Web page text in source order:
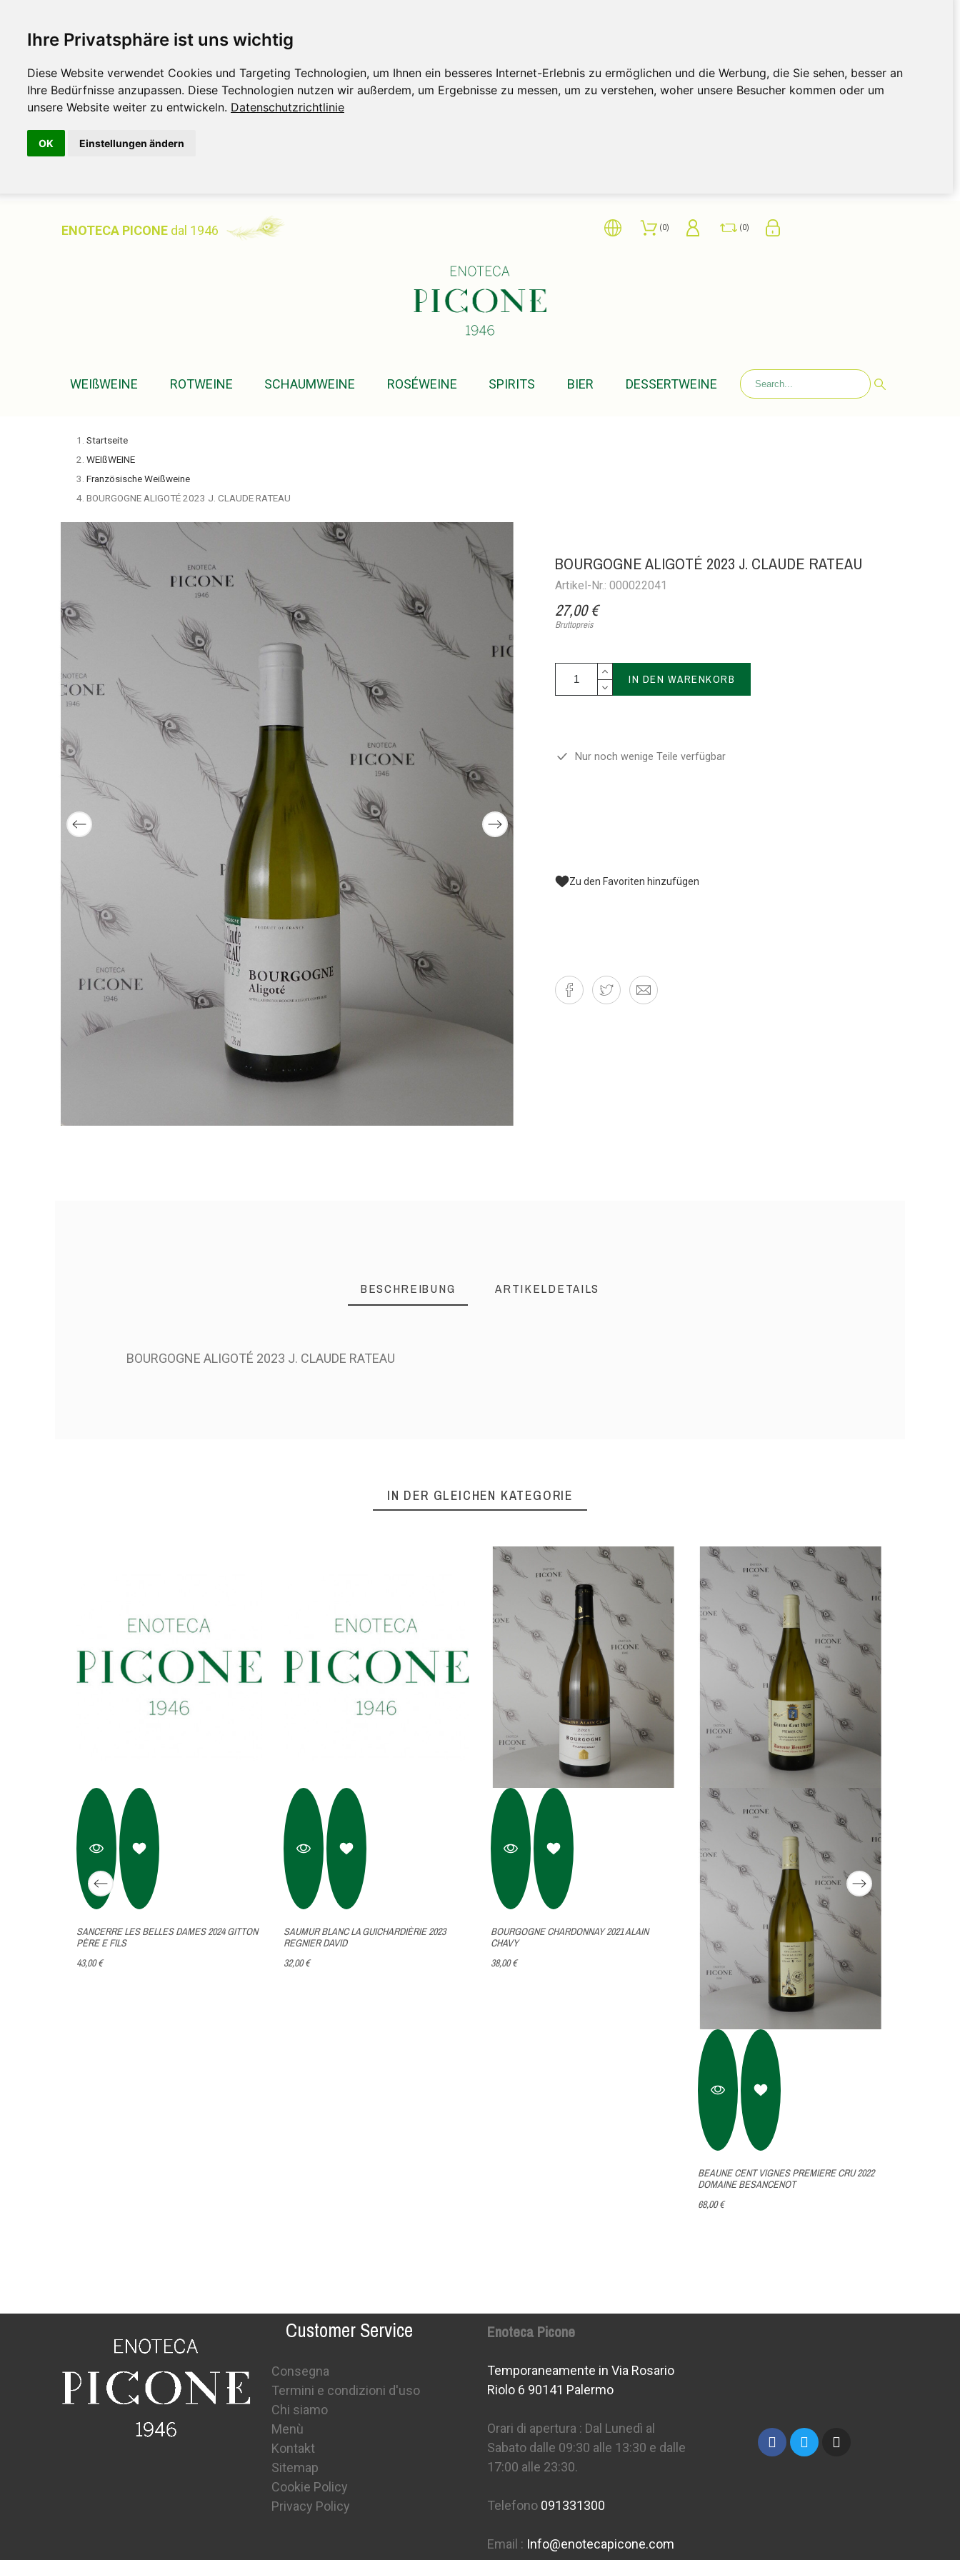
Ihre Privatsphäre ist uns wichtig
Diese Website verwendet Cookies und Targeting Technologien, um Ihnen ein besseres Internet-Erlebnis zu ermöglichen und die Werbung, die Sie sehen, besser an
Ihre Bedürfnisse anzupassen. Diese Technologien nutzen wir außerdem, um Ergebnisse zu messen, um zu verstehen, woher unsere Besucher kommen oder um
unsere Website weiter zu entwickeln. Datenschutzrichtlinie
OK Einstellungen ändern
ENOTECA PICONE dal 1946 0 0
WEIßWEINE ROTWEINE SCHAUMWEINE ROSÉWEINE SPIRITS BIER DESSERTWEINE
Startseite
WEIßWEINE
Französische Weißweine
BOURGOGNE ALIGOTÉ 2023 J. CLAUDE RATEAU
BOURGOGNE ALIGOTÉ 2023 J. CLAUDE RATEAU
Artikel-Nr.: 000022041
27,00 €
Bruttopreis
IN DEN WARENKORB
Nur noch wenige Teile verfügbar
Zu den Favoriten hinzufügen
BESCHREIBUNG ARTIKELDETAILS
BOURGOGNE ALIGOTÉ 2023 J. CLAUDE RATEAU
IN DER GLEICHEN KATEGORIE
SANCERRE LES BELLES DAMES 2024 GITTON
PÈRE E FILS
43,00 €
SAUMUR BLANC LA GUICHARDIÈRIE 2023
REGNIER DAVID
32,00 €
BOURGOGNE CHARDONNAY 2021 ALAIN
CHAVY
38,00 €
BEAUNE CENT VIGNES PREMIERE CRU 2022
DOMAINE BESANCENOT
68,00 €
Customer Service
Consegna
Termini e condizioni d'uso
Chi siamo
Menù
Kontakt
Sitemap
Cookie Policy
Privacy Policy
Enoteca Picone
Temporaneamente in Via Rosario
Riolo 6 90141 Palermo
Orari di apertura : Dal Lunedì al
Sabato dalle 09:30 alle 13:30 e dalle
17:00 alle 23:30.
Telefono 091331300
Email : Info@enotecapicone.com